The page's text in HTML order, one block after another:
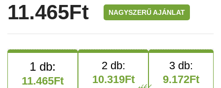
11.465Ft NAGYSZERŰ AJÁNLAT
11.465Ft 10.319Ft 9.172Ft